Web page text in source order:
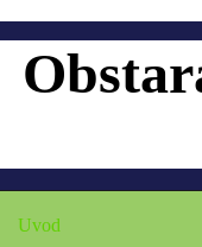
Uvod